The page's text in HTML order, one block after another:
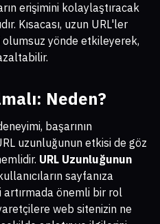
erişimini kolaylaştıracak
Kısacası, uzun URL'ler
olumsuz yönde etkileyerek,
Neden?
başarının
uzunluğunun etkisi de göz
URL Uzunluğunun
sayfanıza
önemli bir rol
web sitenizin ne